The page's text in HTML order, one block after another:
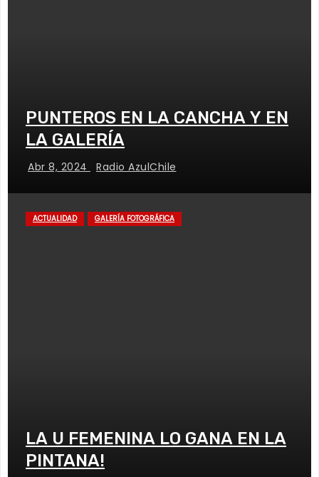
PUNTEROS EN LA CANCHA Y EN
LA GALERÍA
Abr 8, 2024 Radio AzulChile
ACTUALIDAD GALERÍA FOTOGRÁFICA
LA U FEMENINA LO GANA EN LA
PINTANA!